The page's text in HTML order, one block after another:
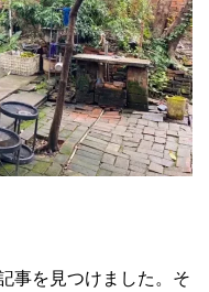
事を見つけました。そ